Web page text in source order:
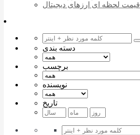
قیمت لحظه ای ارزهای دیجیتال
دسته بندی
برچسب
نویسنده
تاریخ